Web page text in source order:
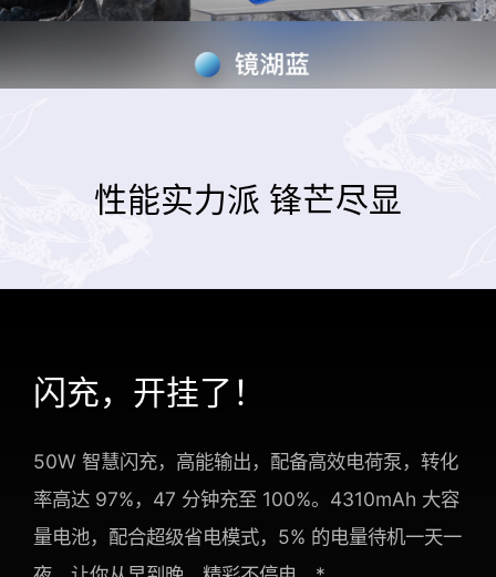
性能实力派 锋芒尽显
闪充，开挂了！
50W 智慧闪充，高能输出，配备高效电荷泵，转化
率高达 97%，47 分钟充至 100%。4310mAh 大容
量电池，配合超级省电模式，5% 的电量待机一天一